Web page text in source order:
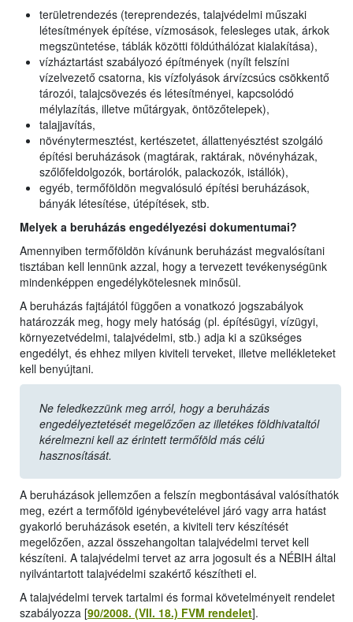
területrendezés (tereprendezés, talajvédelmi műszaki
létesítmények építése, vízmosások, felesleges utak, árkok
megszüntetése, táblák közötti földúthálózat kialakítása),
vízháztartást szabályozó építmények (nyílt felszíni
vízelvezető csatorna, kis vízfolyások árvízcsúcs csökkentő
tározói, talajcsövezés és létesítményei, kapcsolódó
mélylazítás, illetve műtárgyak, öntözőtelepek),
talajjavítás,
növénytermesztést, kertészetet, állattenyésztést szolgáló
építési beruházások (magtárak, raktárak, növényházak,
szőlőfeldolgozók, bortárolók, palackozók, istállók),
egyéb, termőföldön megvalósuló építési beruházások,
bányák létesítése, útépítések, stb.
Melyek a beruházás engedélyezési dokumentumai?
Amennyiben termőföldön kívánunk beruházást megvalósítani
tisztában kell lennünk azzal, hogy a tervezett tevékenységünk
mindenképpen engedélykötelesnek minősül.
A beruházás fajtájától függően a vonatkozó jogszabályok
határozzák meg, hogy mely hatóság (pl. építésügyi, vízügyi,
környezetvédelmi, talajvédelmi, stb.) adja ki a szükséges
engedélyt, és ehhez milyen kiviteli terveket, illetve mellékleteket
kell benyújtani.
Ne feledkezzünk meg arról, hogy a beruházás
engedélyeztetését megelőzően az illetékes földhivataltól
kérelmezni kell az érintett termőföld más célú
hasznosítását.
A beruházások jellemzően a felszín megbontásával valósíthatók
meg, ezért a termőföld igénybevételével járó vagy arra hatást
gyakorló beruházások esetén, a kiviteli terv készítését
megelőzően, azzal összehangoltan talajvédelmi tervet kell
készíteni. A talajvédelmi tervet az arra jogosult és a NÉBIH által
nyilvántartott talajvédelmi szakértő készítheti el.
A talajvédelmi tervek tartalmi és formai követelményeit rendelet
szabályozza [90/2008. (VII. 18.) FVM rendelet].